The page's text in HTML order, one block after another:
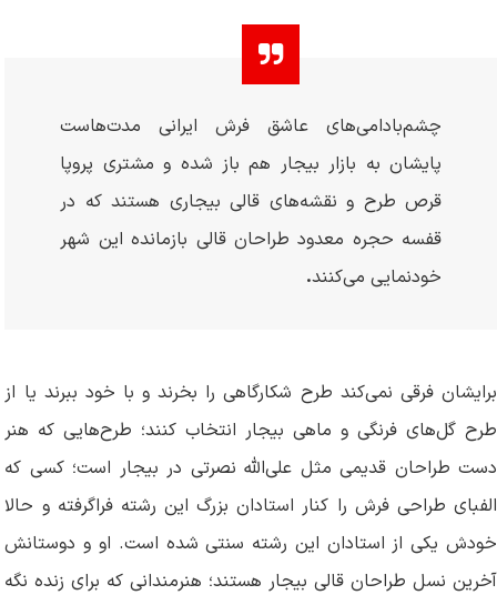
چشم‌بادامی‌های عاشق فرش ایرانی مدت‌هاست
پایشان به بازار بیجار هم باز شده و مشتری پروپا
قرص طرح و نقشه‌های قالی بیجاری هستند که در
قفسه حجره معدود طراحان قالی بازمانده این شهر
خودنمایی می‌کنند.
برایشان فرقی نمی‌کند طرح شکارگاهی را بخرند و با خود ببرند یا از
طرح گل‌های فرنگی و ماهی بیجار انتخاب کنند؛ طرح‌هایی که هنر
دست طراحان قدیمی مثل علی‌الله نصرتی در بیجار است؛ کسی که
الفبای طراحی فرش را کنار استادان بزرگ این رشته فراگرفته و حالا
خودش یکی از استادان این رشته سنتی شده است. او و دوستانش
آخرین نسل طراحان قالی بیجار هستند؛ هنرمندانی که برای زنده نگه